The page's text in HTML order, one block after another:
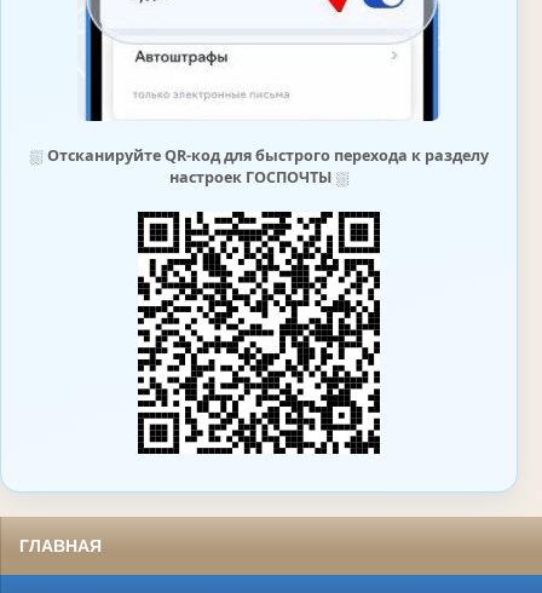
⛆ Отсканируйте QR-код для быстрого перехода к разделу
настроек ГОСПОЧТЫ⛆
ГЛАВНАЯ